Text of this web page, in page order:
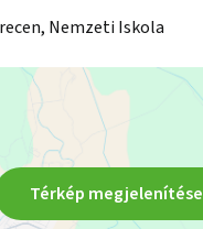
Nemzeti Iskola
Térkép megjelenítése